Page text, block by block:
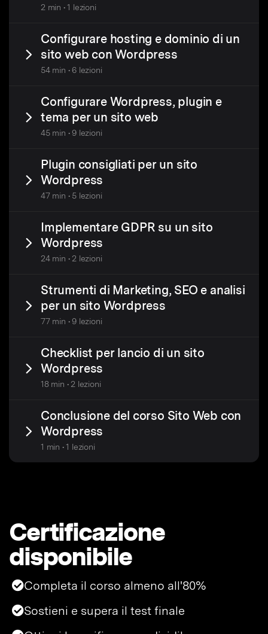
2 min • 1 lezioni
Configurare hosting e dominio di un
sito web con Wordpress
54 min • 6 lezioni
Configurare Wordpress, plugin e
tema per un sito web
45 min • 9 lezioni
Plugin consigliati per un sito
Wordpress
47 min • 5 lezioni
Implementare GDPR su un sito
Wordpress
24 min • 2 lezioni
Strumenti di Marketing, SEO e analisi
per un sito Wordpress
77 min • 9 lezioni
Checklist per lancio di un sito
Wordpress
18 min • 2 lezioni
Conclusione del corso Sito Web con
Wordpress
1 min • 1 lezioni
Certificazione
disponibile
Completa il corso almeno all'80%
Sostieni e supera il test finale